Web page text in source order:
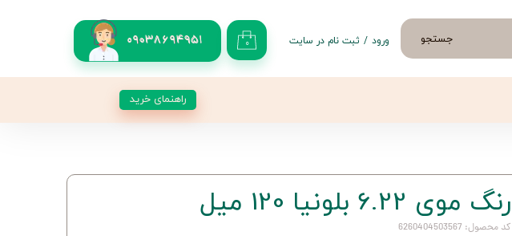
09038694951 جستجو ۰ ورود / ثبت نام در سایت
راهنمای خرید
رنگ موی 6.22 بلونیا 120 میل
کد محصول: 6260404503567